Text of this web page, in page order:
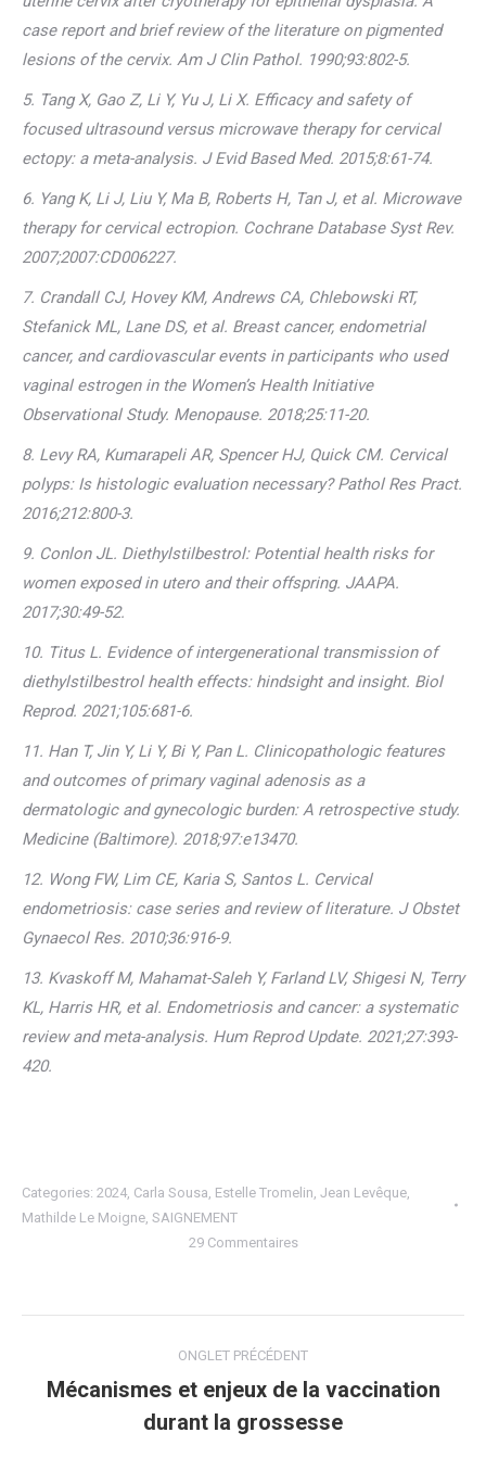
case report and brief review of the literature on pigmented
lesions of the cervix. Am J Clin Pathol. 1990;93:802-5.
5. Tang X, Gao Z, Li Y, Yu J, Li X. Efficacy and safety of
focused ultrasound versus microwave therapy for cervical
ectopy: a meta-analysis. J Evid Based Med. 2015;8:61-74.
6. Yang K, Li J, Liu Y, Ma B, Roberts H, Tan J, et al. Microwave
therapy for cervical ectropion. Cochrane Database Syst Rev.
2007;2007:CD006227.
7. Crandall CJ, Hovey KM, Andrews CA, Chlebowski RT,
Stefanick ML, Lane DS, et al. Breast cancer, endometrial
cancer, and cardiovascular events in participants who used
vaginal estrogen in the Women’s Health Initiative
Observational Study. Menopause. 2018;25:11-20.
8. Levy RA, Kumarapeli AR, Spencer HJ, Quick CM. Cervical
polyps: Is histologic evaluation necessary? Pathol Res Pract.
2016;212:800-3.
9. Conlon JL. Diethylstilbestrol: Potential health risks for
women exposed in utero and their offspring. JAAPA.
2017;30:49-52.
10. Titus L. Evidence of intergenerational transmission of
diethylstilbestrol health effects: hindsight and insight. Biol
Reprod. 2021;105:681-6.
11. Han T, Jin Y, Li Y, Bi Y, Pan L. Clinicopathologic features
and outcomes of primary vaginal adenosis as a
dermatologic and gynecologic burden: A retrospective study.
Medicine (Baltimore). 2018;97:e13470.
12. Wong FW, Lim CE, Karia S, Santos L. Cervical
endometriosis: case series and review of literature. J Obstet
Gynaecol Res. 2010;36:916-9.
13. Kvaskoff M, Mahamat-Saleh Y, Farland LV, Shigesi N, Terry
KL, Harris HR, et al. Endometriosis and cancer: a systematic
review and meta-analysis. Hum Reprod Update. 2021;27:393-
420.
Categories: 2024, Carla Sousa, Estelle Tromelin, Jean Levêque,
Mathilde Le Moigne, SAIGNEMENT
29 Commentaires
Navigation
de
commentaire
ONGLET PRÉCÉDENT
précédent
Mécanismes et enjeux de la vaccination
durant la grossesse